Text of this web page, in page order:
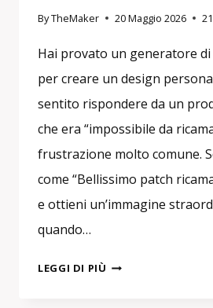
ByTheMaker 20 Maggio 2026
Hai provato un generatore di
per creare un design
sentito rispondere da un
che era “impossibile da
frustrazione molto comune.
come “Bellissimo patch
e ottieni un’immagine
quando…
LEGGI DI PIÙ GENERATORE